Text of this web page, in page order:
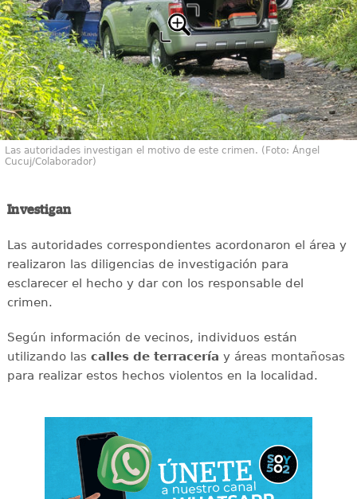
Las autoridades investigan el motivo de este crimen. (Foto: Ángel
Cucuj/Colaborador)
Investigan
Las autoridades correspondientes acordonaron el área y
realizaron las diligencias de investigación para
esclarecer el hecho y dar con los responsable del
crimen.
Según información de vecinos, individuos están
utilizando las calles de terracería y áreas montañosas
para realizar estos hechos violentos en la localidad.